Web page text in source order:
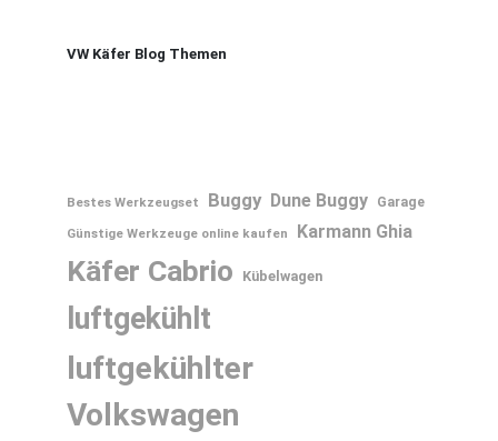
VW Käfer Blog Themen
Bestes Werkzeugset Buggy Dune Buggy
Garage
Günstige Werkzeuge online kaufen
Karmann Ghia
Käfer Cabrio Kübelwagen
luftgekühlt
luftgekühlter
Volkswagen